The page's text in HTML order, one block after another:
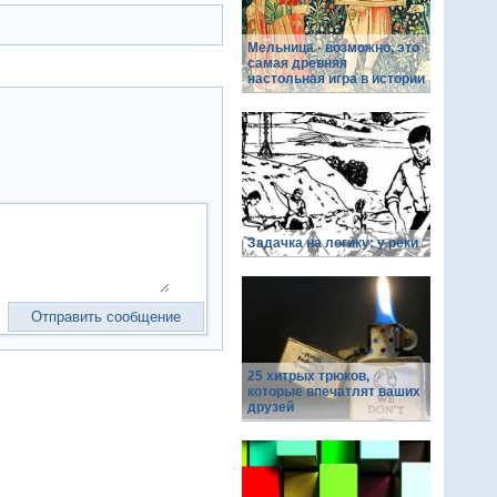
Мельница - возможно, это
самая древняя
настольная игра в истории
Задачка на логику: у реки
25 хитрых трюков,
которые впечатлят ваших
друзей